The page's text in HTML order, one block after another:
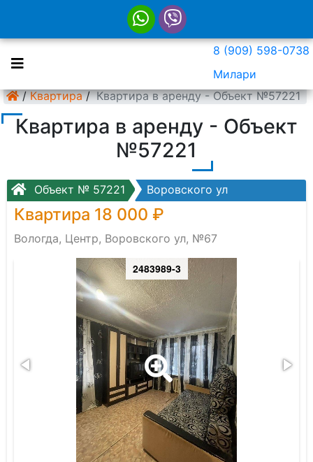
8 (909) 598-0738
Милари
/ Квартира / Квартира в аренду - Объект №57221
Квартира в аренду - Объект
№57221
Объект № 57221 Воровского ул
Квартира 18 000 ₽
Вологда, Центр, Воровского ул, №67
2483989-3